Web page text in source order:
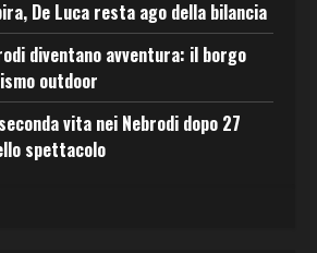
De Luca resta ago della bilancia
diventano avventura: il borgo
outdoor
vita nei Nebrodi dopo 27
spettacolo